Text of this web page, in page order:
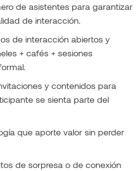
de asistentes para garantizar
de interacción.
de interacción abiertos y
+ cafés + sesiones
y contenidos para
se sienta parte del
que aporte valor sin perder
de sorpresa o de conexión